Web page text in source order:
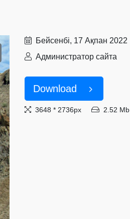
Бейсенбі, 17 Ақпан 2022
Администратор сайта
Download
3648 * 2736px 2.52 Mb